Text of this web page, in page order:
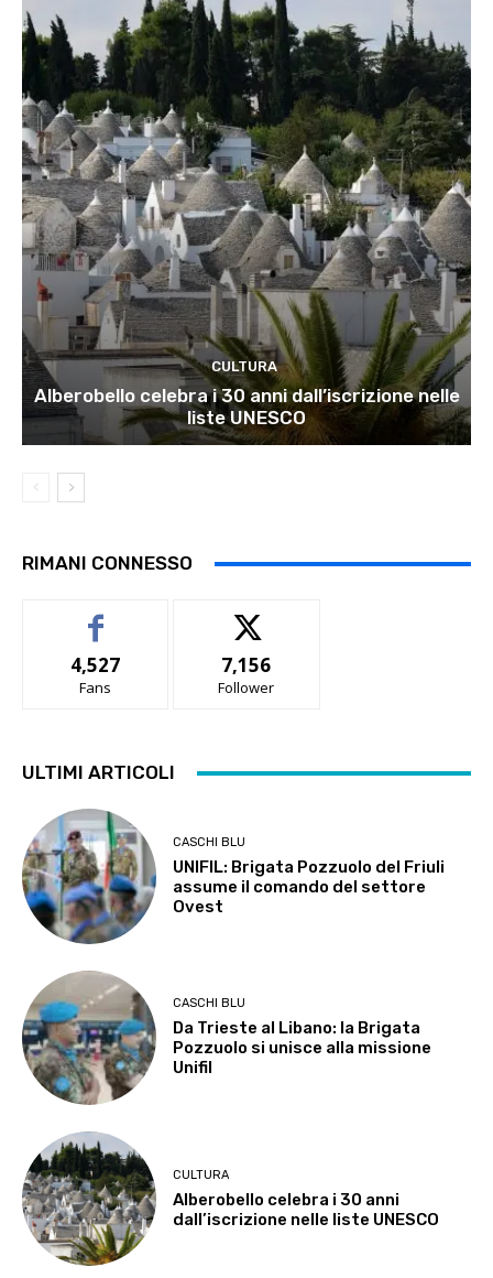
CULTURA
Alberobello celebra i 30 anni dall’iscrizione nelle
liste UNESCO
RIMANI CONNESSO
4,527
Fans
7,156
Follower
ULTIMI ARTICOLI
CASCHI BLU
UNIFIL: Brigata Pozzuolo del Friuli
assume il comando del settore
Ovest
CASCHI BLU
Da Trieste al Libano: la Brigata
Pozzuolo si unisce alla missione
Unifil
CULTURA
Alberobello celebra i 30 anni
dall’iscrizione nelle liste UNESCO